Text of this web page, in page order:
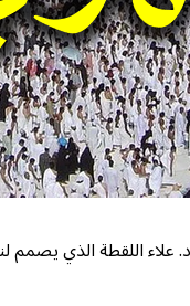
د. علاء اللقطة الذي